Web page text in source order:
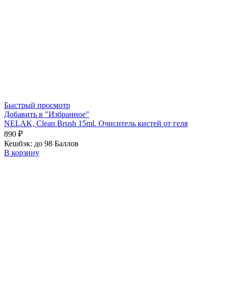
Быстрый просмотр
Добавить в "Избранное"
NELAK, Clean Brush 15ml. Очиситель кистей от геля
890 ₽
Кешбэк: до 98 Баллов
В корзину